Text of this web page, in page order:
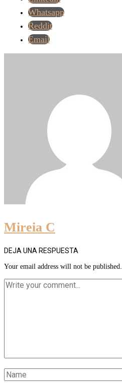
Whatsapp
Reddit
Email
Mireia C
DEJA UNA RESPUESTA
Your email address will not be published.